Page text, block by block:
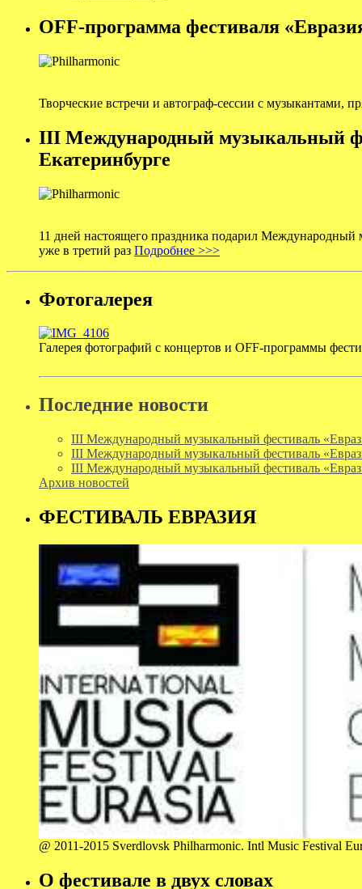
OFF-программа фестиваля
Творческие встречи и автограф-сессии с музыкантами,
III Международный музыкальный
Екатеринбурге
11 дней настоящего праздника подарил Международный
уже в третий раз Подробнее >>>
Фотогалерея
Галерея фотографий с концертов и OFF-программы
Последние новости
III Международный музыкальный фестиваль
III Международный музыкальный фестиваль
III Международный музыкальный фестиваль
Архив новостей
ФЕСТИВАЛЬ ЕВРАЗИЯ
@ 2011-2015 Sverdlovsk Philharmonic. Intl Music Festival
О фестивале в двух словах